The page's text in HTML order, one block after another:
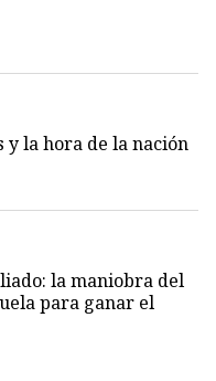
y la hora de la nación
la maniobra del
para ganar el